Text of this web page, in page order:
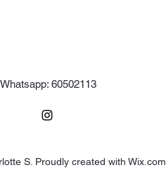
Whatsapp: 60502113
S. Proudly created with Wix.com